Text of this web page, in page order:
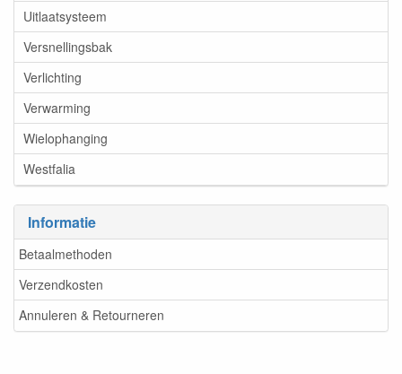
Uitlaatsysteem
Versnellingsbak
Verlichting
Verwarming
Wielophanging
Westfalia
Informatie
Betaalmethoden
Verzendkosten
Annuleren & Retourneren